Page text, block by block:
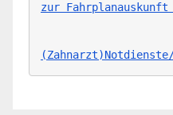
zur Fahrplanauskunft